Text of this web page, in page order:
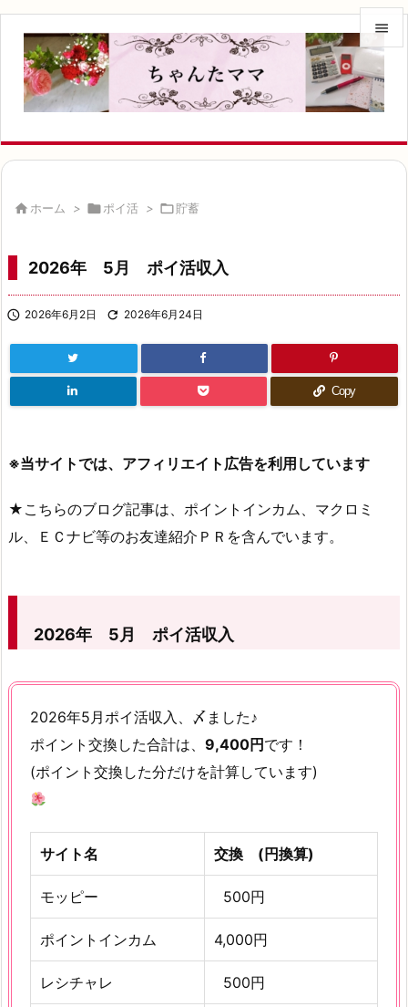


メニュ


 ホーム > ポイ活 > 貯蓄
2026年 5月 ポイ活収入
 2026年6月2日  2026年6月24日
Copy
※当サイトでは、アフィリエイト広告を利用しています
★こちらのブログ記事は、ポイントインカム、マクロミ
ル、ＥＣナビ等のお友達紹介ＰＲを含んでいます。
2026年 5月 ポイ活収入
2026年5月ポイ活収入、〆ました♪
ポイント交換した合計は、 9,400円 です！
(ポイント交換した分だけを計算しています)
サイト名 交換 (円換算)
モッピー 500円
ポイントインカム 4,000円
レシチャレ 500円